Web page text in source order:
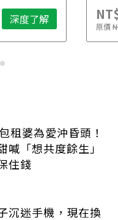
深度了解 原價
租婆為愛沖昏頭！
喊「想共度餘生」
住錢
沉迷手機，現在換